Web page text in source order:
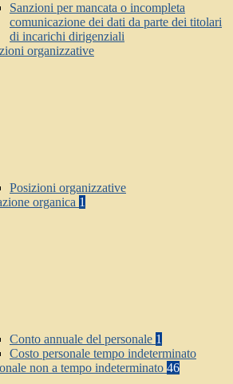
Sanzioni per mancata o incompleta
comunicazione dei dati da parte dei titolari
di incarichi dirigenziali
organizzative
Posizioni organizzative
organica 1
Conto annuale del personale 1
Costo personale tempo indeterminato
non a tempo indeterminato 46